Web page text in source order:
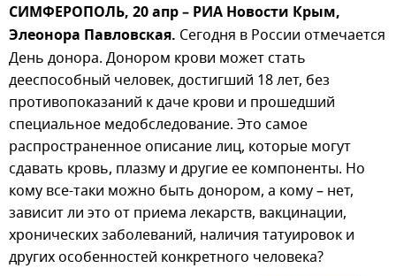
СИМФЕРОПОЛЬ, 20 апр – РИА Новости Крым,
Элеонора Павловская. Сегодня в России отмечается
День донора. Донором крови может стать
дееспособный человек, достигший 18 лет, без
противопоказаний к даче крови и прошедший
специальное медобследование. Это самое
распространенное описание лиц, которые могут
сдавать кровь, плазму и другие ее компоненты. Но
кому все-таки можно быть донором, а кому – нет,
зависит ли это от приема лекарств, вакцинации,
хронических заболеваний, наличия татуировок и
других особенностей конкретного человека?